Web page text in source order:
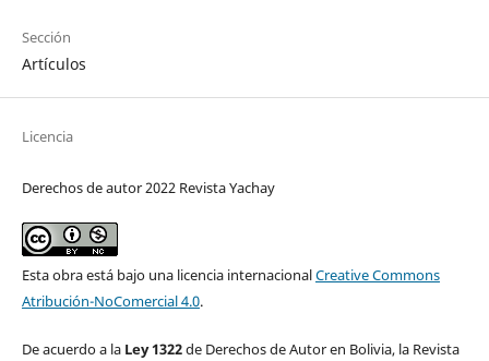
Sección
Artículos
Licencia
Derechos de autor 2022 Revista Yachay
Esta obra está bajo una licencia internacionalCreative Commons
Atribución-NoComercial 4.0.
De acuerdo a la Ley 1322de Derechos de Autor en Bolivia, la Revista